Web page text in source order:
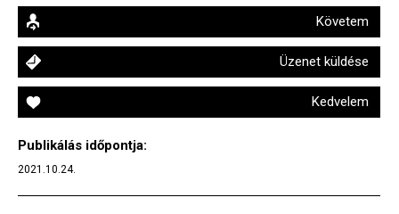
Követem
Üzenet küldése
Kedvelem
Publikálás időpontja:
2021.10.24.